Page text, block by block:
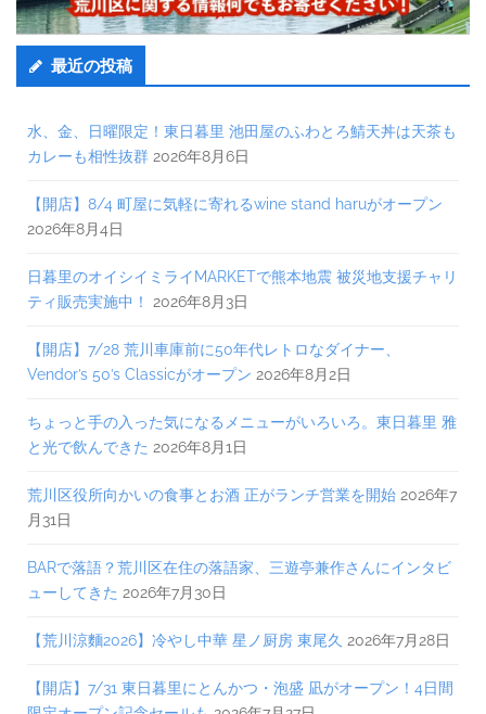
最近の投稿
水、金、日曜限定！東日暮里 池田屋のふわとろ鯖天丼は天茶も
カレーも相性抜群 2026年8月6日
【開店】8/4 町屋に気軽に寄れるwine stand haruがオープン
2026年8月4日
日暮里のオイシイミライMARKETで熊本地震 被災地支援チャリ
ティ販売実施中！
2026年8月3日
【開店】7/28 荒川車庫前に50年代レトロなダイナー、
Vendor’s 50’s Classicがオープン 2026年8月2日
ちょっと手の入った気になるメニューがいろいろ。東日暮里 雅
と光で飲んできた 2026年8月1日
荒川区役所向かいの食事とお酒 正がランチ営業を開始 2026年7
月31日
BARで落語？荒川区在住の落語家、三遊亭兼作さんにインタビ
ューしてきた 2026年7月30日
【荒川涼麵2026】冷やし中華 星ノ厨房 東尾久 2026年7月28日
【開店】7/31 東日暮里にとんかつ・泡盛 凪がオープン！4日間